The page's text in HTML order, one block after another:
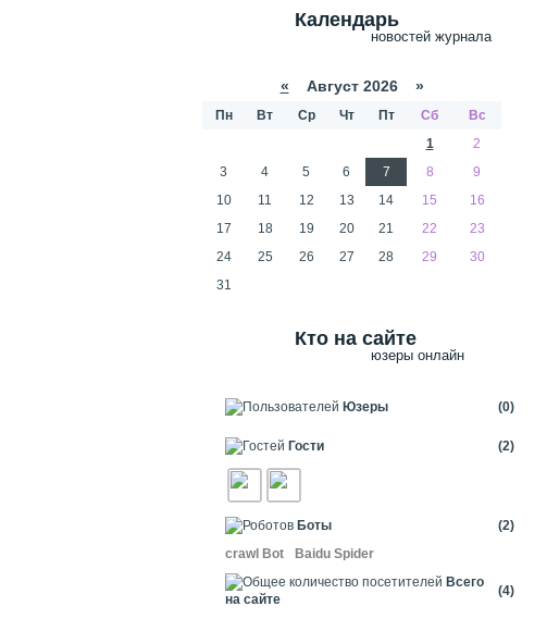
вам в приготовлении сложного рецепта.
Календарь
новостей журнала
« Август 2026 »
Пн Вт Ср Чт Пт Сб
Вс
1
2
3
4 5 6 7 8
9
10
11 12 13 14 15
16
17
18 19 20 21 22
23
24
25 26 27 28 29
30
31
Кто на сайте
юзеры онлайн
Юзеры (0)
Гости (2)
Боты
(2)
crawl Bot
Baidu Spider
Всего
на сайте
(4)